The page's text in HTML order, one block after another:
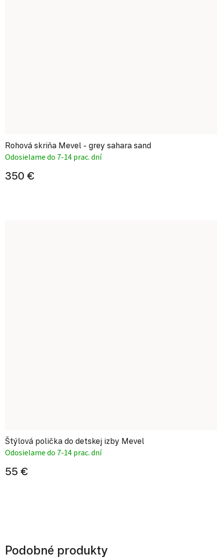
Rohová skriňa Mevel - grey sahara sand
Odosielame do 7-14 prac. dní
350 €
Štýlová polička do detskej izby Mevel
Odosielame do 7-14 prac. dní
55 €
Podobné produkty